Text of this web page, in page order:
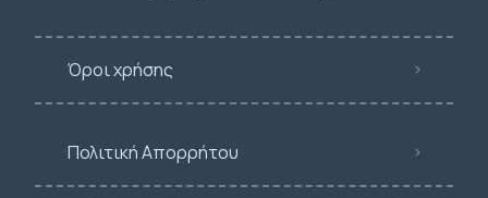
Όροι χρήσης
Πολιτική Απορρήτου